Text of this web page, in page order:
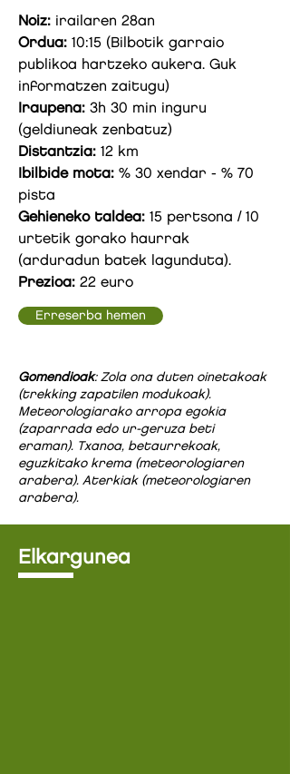
Noiz: irailaren 28an
Ordua: 10:15 (Bilbotik garraio
publikoa hartzeko aukera. Guk
informatzen zaitugu)
Iraupena: 3h 30 min inguru
(geldiuneak zenbatuz)
Distantzia: 12 km
Ibilbide mota: % 30 xendar - % 70
pista
Gehieneko taldea: 15 pertsona / 10
urtetik gorako haurrak
(arduradun batek lagunduta).
Prezioa: 22 euro
Erreserba hemen
Gomendioak: Zola ona duten oinetakoak
(trekking zapatilen modukoak).
Meteorologiarako arropa egokia
(zaparrada edo ur-geruza beti
eraman). Txanoa, betaurrekoak,
eguzkitako krema (meteorologiaren
arabera). Aterkiak (meteorologiaren
arabera).
Elkargunea